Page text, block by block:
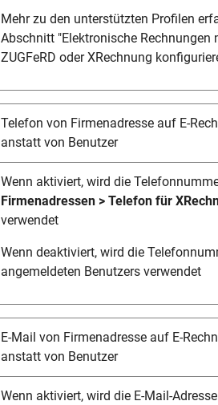
Mehr zu den unterstützten Profilen
Abschnitt "Elektronische Rechnungen
ZUGFeRD oder XRechnung
Telefon von Firmenadresse auf E-
anstatt von Benutzer
Wenn aktiviert, wird die
Firmenadressen > Telefon für
verwendet
Wenn deaktiviert, wird die
angemeldeten Benutzers verwendet
E-Mail von Firmenadresse auf E-
anstatt von Benutzer
Wenn aktiviert, wird die E-Mail-